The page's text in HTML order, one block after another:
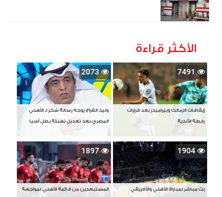
الأكثر قراءة
7491
إيقافات الزمالك وبيراميدز بعد قرارات
رابطة الأندية
2073
وليد الفراج يوجه رسالة شكر لـ الأهلي
المصري بعد تعديل تهنئة بطل آسيا
1904
بث مباشر لمباراة الأهلي والأفريقي
1897
المستبعدين من قائمة الأهلي لمواجهة